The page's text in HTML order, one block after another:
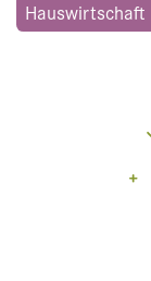
Hauswirtschaft